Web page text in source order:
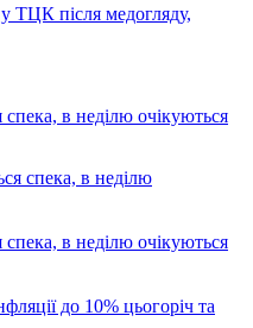
ТЦК після медогляду,
в неділю очікуються
в неділю очікуються